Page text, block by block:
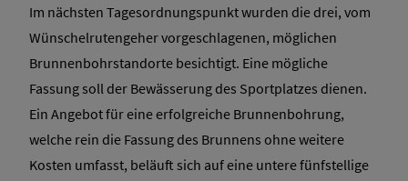
Im nächsten Tagesordnungspunkt wurden die drei, vom
Wünschelrutengeher vorgeschlagenen, möglichen
Brunnenbohrstandorte besichtigt. Eine mögliche
Fassung soll der Bewässerung des Sportplatzes dienen.
Ein Angebot für eine erfolgreiche Brunnenbohrung,
welche rein die Fassung des Brunnens ohne weitere
Kosten umfasst, beläuft sich auf eine untere fünfstellige